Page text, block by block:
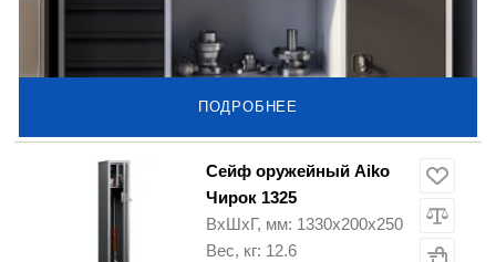
ПОДРОБНЕЕ
Сейф оружейный Aiko
Чирок 1325
ВхШхГ, мм: 1330х200х250
Вес, кг: 12.6